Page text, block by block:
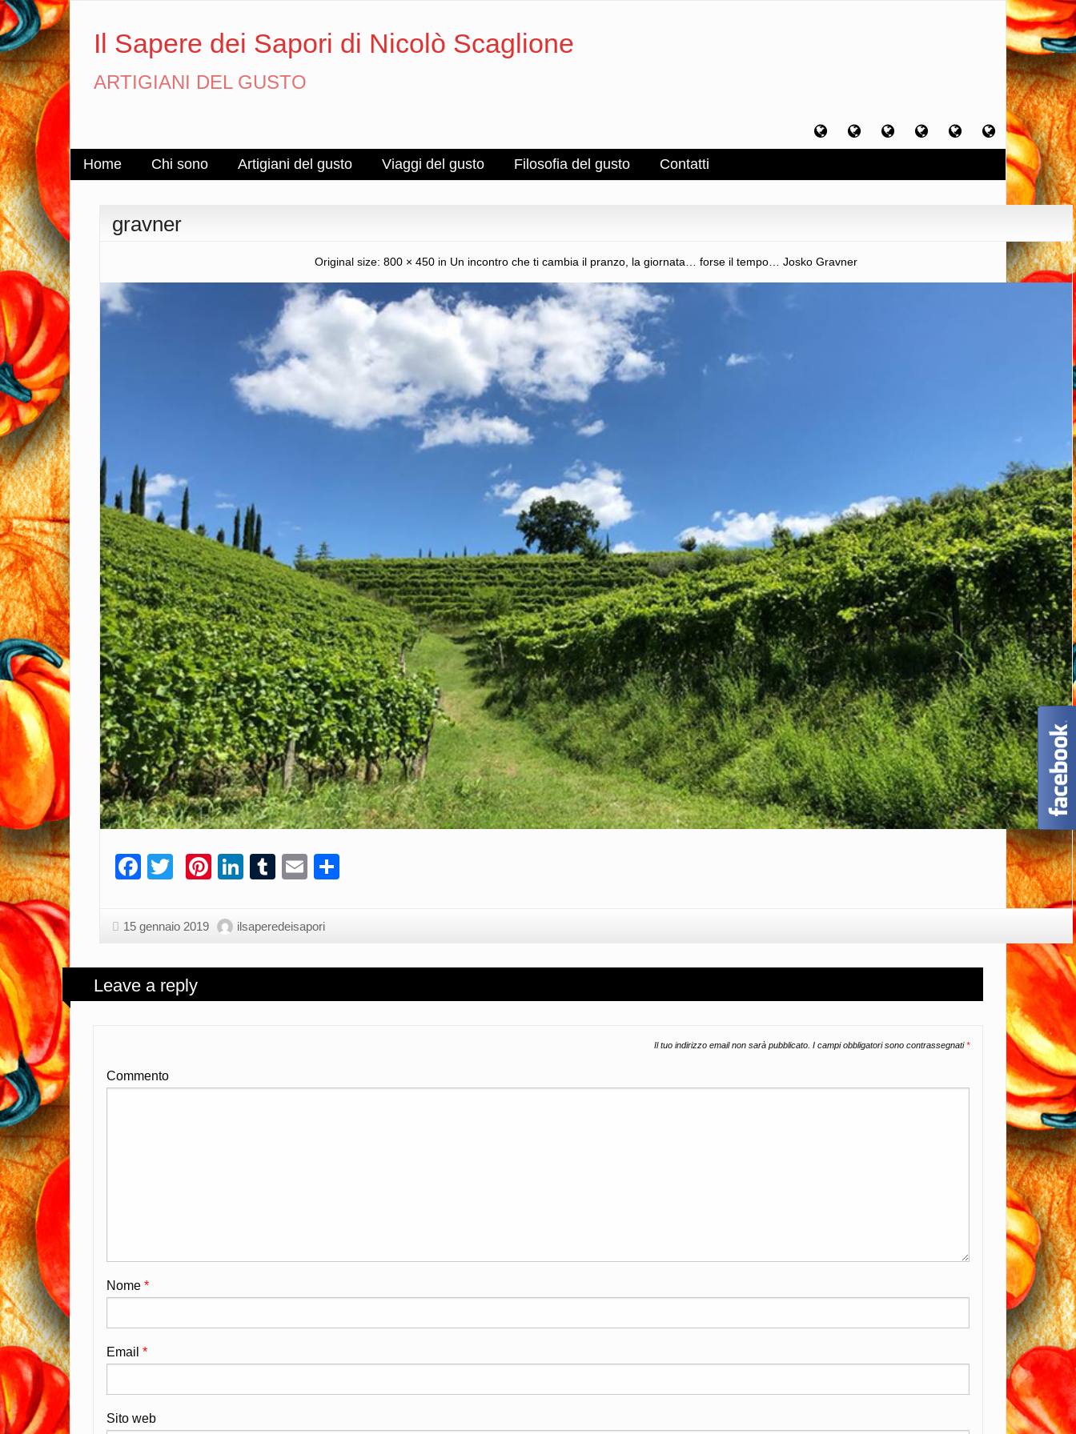
Il Sapere dei Sapori di Nicolò Scaglione
ARTIGIANI DEL GUSTO
Home Chi
sono
Artigiani
del
Viaggi
del
Filosofia
del
Contatti
Home Chi sono Artigiani del gusto Viaggi del gusto Filosofia del gusto Contatti
gravner
Original size: 800 × 450 in Un incontro che ti cambia il pranzo, la giornata… forse il tempo… Josko Gravner
Facebook
TwitterPinterest
LinkedIn
Tumblr
Email
15 gennaio 2019 ilsaperedeisapori
Leave a reply
Il tuo indirizzo email non sarà pubblicato. I campi obbligatori sono contrassegnati*
Commento
Nome *
Email *
Sito web